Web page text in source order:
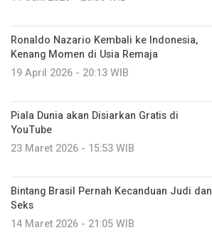
Ronaldo Nazario Kembali ke Indonesia,
Kenang Momen di Usia Remaja
19 April 2026 - 20:13 WIB
Piala Dunia akan Disiarkan Gratis di
YouTube
23 Maret 2026 - 15:53 WIB
Bintang Brasil Pernah Kecanduan Judi dan
Seks
14 Maret 2026 - 21:05 WIB